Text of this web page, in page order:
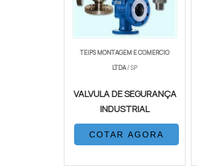
TEIPS MONTAGEM E COMERCIO
LTDA/ SP
VALVULA DE SEGURANÇA
INDUSTRIAL
COTAR AGORA